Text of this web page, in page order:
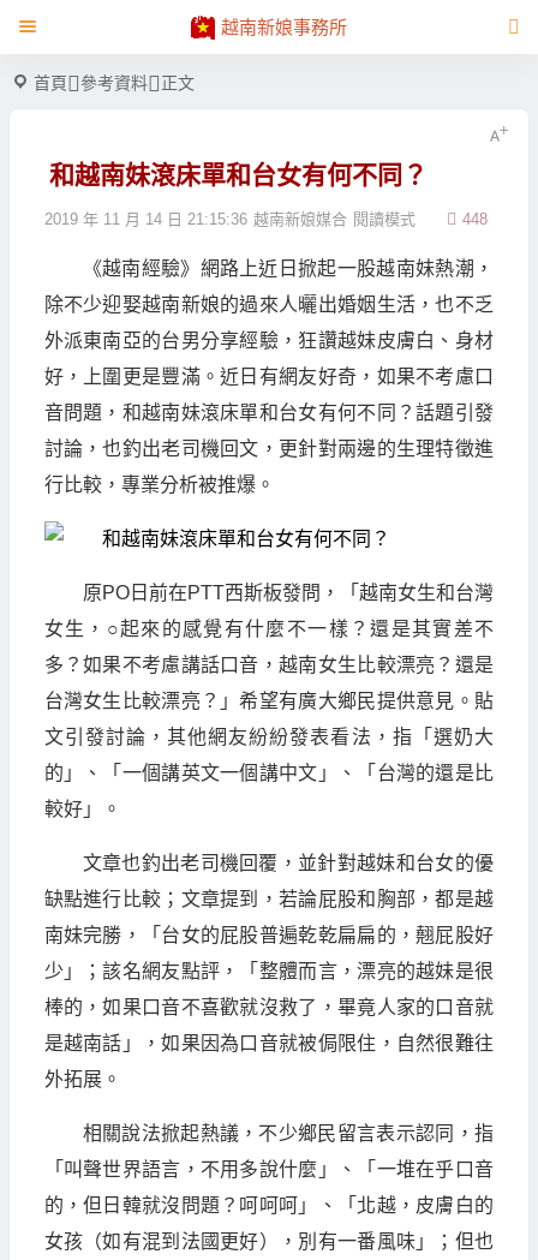
越南新娘事務所
首頁 參考資料 正文
和越南妹滾床單和台女有何不同？
2019 年 11 月 14 日 21:15:36 越南新娘媒合 448
閱讀模式
《越南經驗》網路上近日掀起一股越南妹熱潮，
除不少迎娶越南新娘的過來人曬出婚姻生活，也不乏
外派東南亞的台男分享經驗，狂讚越妹皮膚白、身材
好，上圍更是豐滿。近日有網友好奇，如果不考慮口
音問題，和越南妹滾床單和台女有何不同？話題引發
討論，也釣出老司機回文，更針對兩邊的生理特徵進
行比較，專業分析被推爆。
原PO日前在PTT西斯板發問，「越南女生和台灣
女生，○起來的感覺有什麼不一樣？還是其實差不
多？如果不考慮講話口音，越南女生比較漂亮？還是
台灣女生比較漂亮？」希望有廣大鄉民提供意見。貼
文引發討論，其他網友紛紛發表看法，指「選奶大
的」、「一個講英文一個講中文」、「台灣的還是比
較好」。
文章也釣出老司機回覆，並針對越妹和台女的優
缺點進行比較；文章提到，若論屁股和胸部，都是越
南妹完勝，「台女的屁股普遍乾乾扁扁的，翹屁股好
少」；該名網友點評，「整體而言，漂亮的越妹是很
棒的，如果口音不喜歡就沒救了，畢竟人家的口音就
是越南話」，如果因為口音就被侷限住，自然很難往
外拓展。
相關說法掀起熱議，不少鄉民留言表示認同，指
「叫聲世界語言，不用多說什麼」、「一堆在乎口音
的，但日韓就沒問題？呵呵呵」、「北越，皮膚白的
女孩（如有混到法國更好），別有一番風味」；但也